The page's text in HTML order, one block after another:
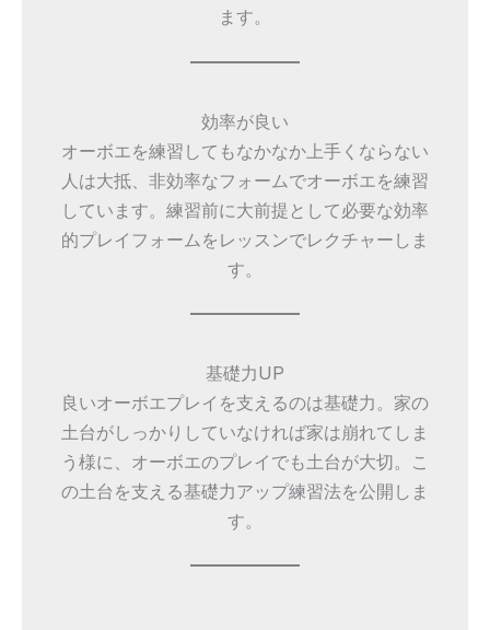
ます。
効率が良い
オーボエを練習してもなかなか上手くならない
人は大抵、非効率なフォームでオーボエを練習
しています。練習前に大前提として必要な効率
的プレイフォームをレッスンでレクチャーしま
す。
基礎力UP
良いオーボエプレイを支えるのは基礎力。家の
土台がしっかりしていなければ家は崩れてしま
う様に、オーボエのプレイでも土台が大切。こ
の土台を支える基礎力アップ練習法を公開しま
す。